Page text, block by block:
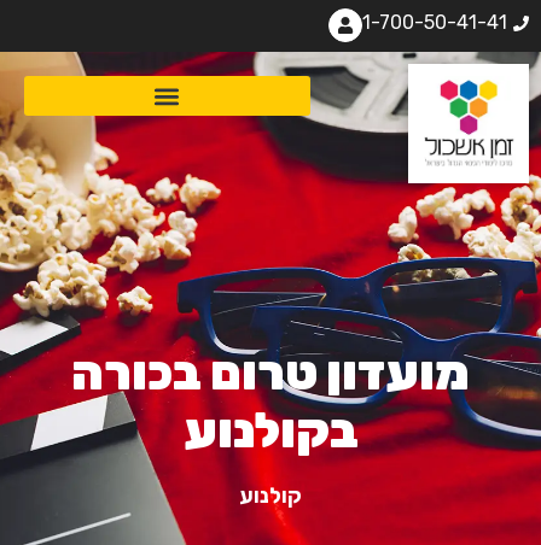
1-700-50-41-41
מועדון טרום בכורה
בקולנוע
קולנוע